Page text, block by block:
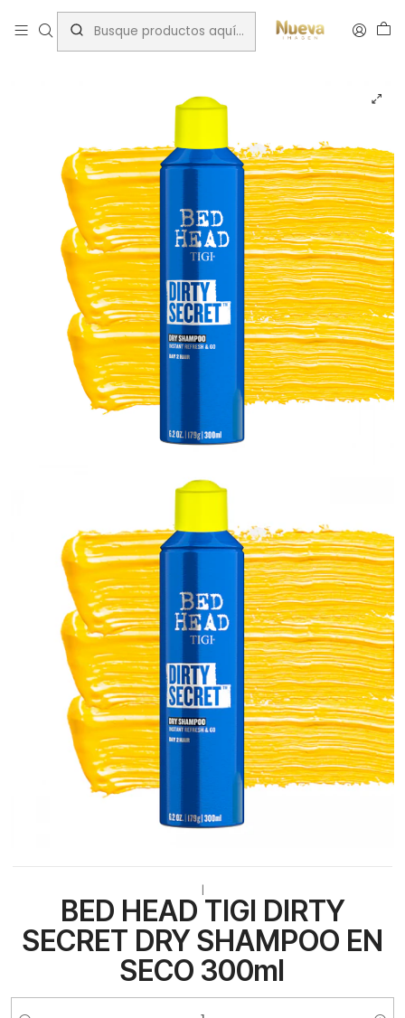
Inicio Tratamientos capilares Marcas TIGI/BED HEAD
BED HEAD TIGI DIRTY SECRET DRY SHAMPOO EN SECO 300ml
BED HEAD TIGI DIRTY
SECRET DRY SHAMPOO EN
SECO 300ml